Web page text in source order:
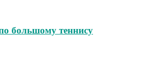
большому теннису